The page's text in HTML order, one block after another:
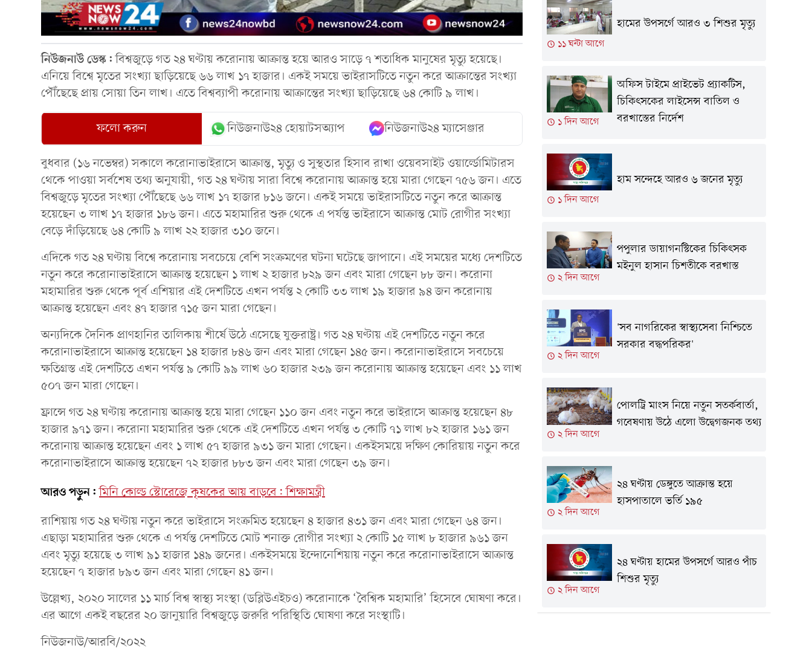
নিউজনাউ ডেস্ক:বিশ্বজুড়ে গত ২৪ ঘণ্টায় করোনায় আক্রান্ত হয়ে আরও সাড়ে ৭ শতাধিক মানুষের মৃত্যু হয়েছে।
এনিয়ে বিশ্বে মৃতের সংখ্যা ছাড়িয়েছে ৬৬ লাখ ১৭ হাজার। একই সময়ে ভাইরাসটিতে নতুন করে আক্রান্তের সংখ্যা
পৌঁছেছে প্রায় সোয়া তিন লাখ। এতে বিশ্বব্যাপী করোনায় আক্রান্তের সংখ্যা ছাড়িয়েছে ৬৪ কোটি ৯ লাখ।
ফলো করুন নিউজনাউ২৪ হোয়াটসঅ্যাপ নিউজনাউ২৪ ম্যাসেঞ্জার
বুধবার (১৬ নভেম্বর) সকালে করোনাভাইরাসে আক্রান্ত, মৃত্যু ও সুস্থতার হিসাব রাখা ওয়েবসাইট ওয়ার্ল্ডোমিটারস
থেকে পাওয়া সর্বশেষ তথ্য অনুযায়ী, গত ২৪ ঘণ্টায় সারা বিশ্বে করোনায় আক্রান্ত হয়ে মারা গেছেন ৭৫৬ জন। এতে
বিশ্বজুড়ে মৃতের সংখ্যা পৌঁছেছে ৬৬ লাখ ১৭ হাজার ৮১৬ জনে। একই সময়ে ভাইরাসটিতে নতুন করে আক্রান্ত
হয়েছেন ৩ লাখ ১৭ হাজার ১৮৬ জন। এতে মহামারির শুরু থেকে এ পর্যন্ত ভাইরাসে আক্রান্ত মোট রোগীর সংখ্যা
বেড়ে দাঁড়িয়েছে ৬৪ কোটি ৯ লাখ ২২ হাজার ৩১০ জনে।
এদিকে গত ২৪ ঘণ্টায় বিশ্বে করোনায় সবচেয়ে বেশি সংক্রমণের ঘটনা ঘটেছে জাপানে। এই সময়ের মধ্যে দেশটিতে
নতুন করে করোনাভাইরাসে আক্রান্ত হয়েছেন ১ লাখ ২ হাজার ৮২৯ জন এবং মারা গেছেন ৮৮ জন। করোনা
মহামারির শুরু থেকে পূর্ব এশিয়ার এই দেশটিতে এখন পর্যন্ত ২ কোটি ৩৩ লাখ ১৯ হাজার ৯৪ জন করোনায়
আক্রান্ত হয়েছেন এবং ৪৭ হাজার ৭১৫ জন মারা গেছেন।
অন্যদিকে দৈনিক প্রাণহানির তালিকায় শীর্ষে উঠে এসেছে যুক্তরাষ্ট্র। গত ২৪ ঘণ্টায় এই দেশটিতে নতুন করে
করোনাভাইরাসে আক্রান্ত হয়েছেন ১৪ হাজার ৮৪৬ জন এবং মারা গেছেন ১৪৫ জন। করোনাভাইরাসে সবচেয়ে
ক্ষতিগ্রস্ত এই দেশটিতে এখন পর্যন্ত ৯ কোটি ৯৯ লাখ ৬০ হাজার ২৩৯ জন করোনায় আক্রান্ত হয়েছেন এবং ১১ লাখ
৫০৭ জন মারা গেছেন।
ফ্রান্সে গত ২৪ ঘণ্টায় করোনায় আক্রান্ত হয়ে মারা গেছেন ১১০ জন এবং নতুন করে ভাইরাসে আক্রান্ত হয়েছেন ৪৮
হাজার ৯৭১ জন। করোনা মহামারির শুরু থেকে এই দেশটিতে এখন পর্যন্ত ৩ কোটি ৭১ লাখ ৮২ হাজার ১৬১ জন
করোনায় আক্রান্ত হয়েছেন এবং ১ লাখ ৫৭ হাজার ৯৩১ জন মারা গেছেন। একইসময়ে দক্ষিণ কোরিয়ায় নতুন করে
করোনাভাইরাসে আক্রান্ত হয়েছেন ৭২ হাজার ৮৮৩ জন এবং মারা গেছেন ৩৯ জন।
আরও পড়ুন: মিনি কোল্ড স্টোরেজে কৃষকের আয় বাড়বে: শিক্ষামন্ত্রী
রাশিয়ায় গত ২৪ ঘণ্টায় নতুন করে ভাইরাসে সংক্রমিত হয়েছেন ৪ হাজার ৪৩১ জন এবং মারা গেছেন ৬৪ জন।
এছাড়া মহামারির শুরু থেকে এ পর্যন্ত দেশটিতে মোট শনাক্ত রোগীর সংখ্যা ২ কোটি ১৫ লাখ ৮ হাজার ৯৬১ জন
এবং মৃত্যু হয়েছে ৩ লাখ ৯১ হাজার ১৪৯ জনের। একইসময়ে ইন্দোনেশিয়ায় নতুন করে করোনাভাইরাসে আক্রান্ত
হয়েছেন ৭ হাজার ৮৯৩ জন এবং মারা গেছেন ৪১ জন।
উল্লেখ্য, ২০২০ সালের ১১ মার্চ বিশ্ব স্বাস্থ্য সংস্থা (ডব্লিউএইচও) করোনাকে ‘বৈশ্বিক মহামারি’ হিসেবে ঘোষণা করে।
এর আগে একই বছরের ২০ জানুয়ারি বিশ্বজুড়ে জরুরি পরিস্থিতি ঘোষণা করে সংস্থাটি।
নিউজনাউ/আরবি/২০২২
১১ ঘন্টা আগে
হামের উপসর্গে আরও ৩ শিশুর মৃত্যু
১ দিন আগে
অফিস টাইমে প্রাইভেট প্র্যাকটিস,
চিকিৎসকের লাইসেন্স বাতিল ও
বরখাস্তের নির্দেশ
১ দিন আগে
হাম সন্দেহে আরও ৬ জনের মৃত্যু
২ দিন আগে
পপুলার ডায়াগনস্টিকের চিকিৎসক
মইনুল হাসান চিশতীকে বরখাস্ত
২ দিন আগে
'সব নাগরিকের স্বাস্থ্যসেবা নিশ্চিতে
সরকার বদ্ধপরিকর'
২ দিন আগে
পোলট্রি মাংস নিয়ে নতুন সতর্কবার্তা,
গবেষণায় উঠে এলো উদ্বেগজনক তথ্য
২ দিন আগে
২৪ ঘণ্টায় ডেঙ্গুতে আক্রান্ত হয়ে
হাসপাতালে ভর্তি ১৯৫
২ দিন আগে
২৪ ঘণ্টায় হামের উপসর্গে আরও পাঁচ
শিশুর মৃত্যু